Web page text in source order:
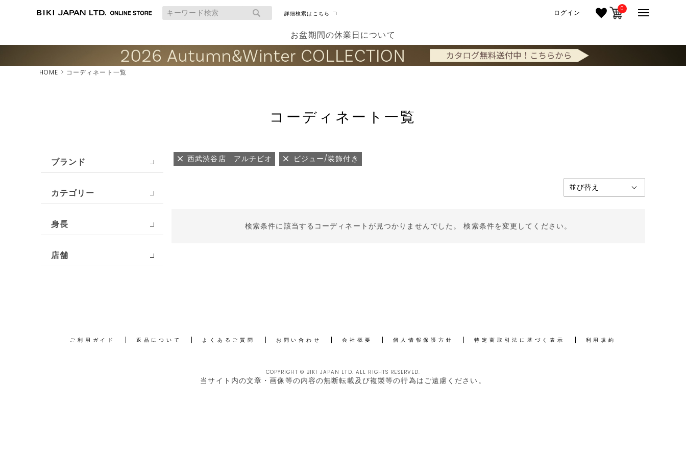
詳細検索はこちら ログイン 0
お盆期間の休業日について
HOME コーディネート一覧
コーディネート一覧
ブランド
カテゴリー
身長
店舗
西武渋谷店 アルチビオ ビジュー/装飾付き
検索条件に該当するコーディネートが見つかりませんでした。 検索条件を変更してください。
ご利用ガイド 返品について よくあるご質問 お問い合わせ 会社概要 個人情報保護方針 特定商取引法に基づく表示 利用規約
COPYRIGHT © BIKI JAPAN LTD. ALL RIGHTS RESERVED.
当サイト内の文章・画像等の内容の無断転載及び複製等の行為はご遠慮ください。